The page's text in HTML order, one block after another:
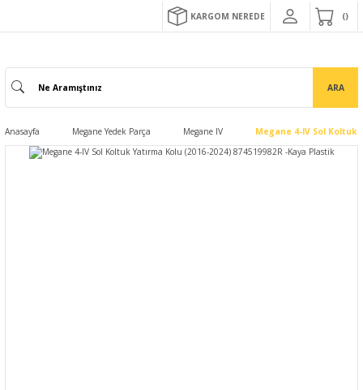
KARGOM NEREDE
ARA
Anasayfa Megane Yedek Parça Megane IV Megane 4-IV Sol Koltuk